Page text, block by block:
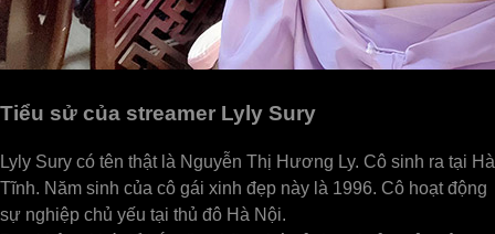
Tiểu sử của streamer Lyly Sury
Lyly Sury có tên thật là Nguyễn Thị Hương Ly. Cô sinh ra tại Hà
Tĩnh. Năm sinh của cô gái xinh đẹp này là 1996. Cô hoạt động
sự nghiệp chủ yếu tại thủ đô Hà Nội.